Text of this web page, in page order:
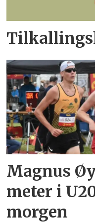
Magnus
meter i
morgen